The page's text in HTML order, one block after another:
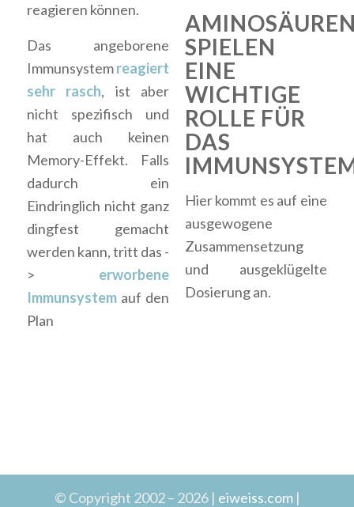
reagieren können.
Das angeborene
Immunsystemreagiert
sehr rasch, ist aber
nicht spezifisch und
hat auch keinen
Memory-Effekt. Falls
dadurch ein
Eindringlich nicht ganz
dingfest gemacht
werden kann, tritt das -
> erworbene
Immunsystem auf den
Plan
SPIELEN
EINE
WICHTIGE
ROLLE FÜR
DAS
Hier kommt es auf eine
ausgewogene
Zusammensetzung
und ausgeklügelte
Dosierung an.
© Copyright 2002 – 2026 | eiweiss.com|